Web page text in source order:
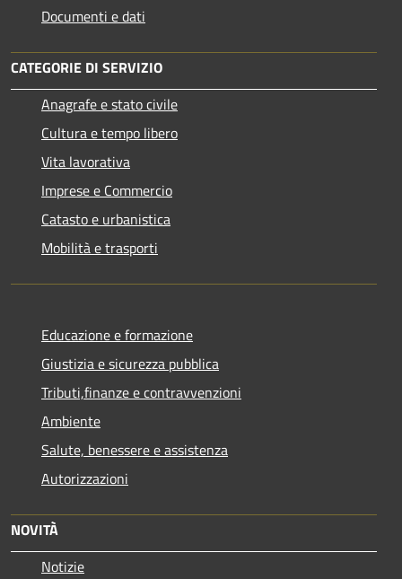
Documenti e dati
CATEGORIE DI SERVIZIO
Anagrafe e stato civile
Cultura e tempo libero
Vita lavorativa
Imprese e Commercio
Catasto e urbanistica
Mobilità e trasporti
Educazione e formazione
Giustizia e sicurezza pubblica
Tributi,finanze e contravvenzioni
Ambiente
Salute, benessere e assistenza
Autorizzazioni
NOVITÀ
Notizie